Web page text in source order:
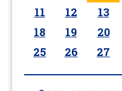
11
12 13
18
19 20
25
26 27